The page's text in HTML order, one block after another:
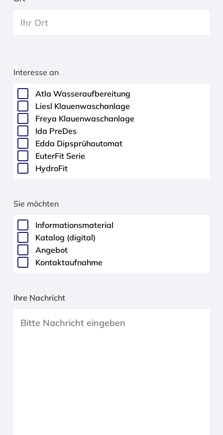
Interesse an
Atla Wasseraufbereitung
Liesl Klauenwaschanlage
Freya Klauenwaschanlage
Ida PreDes
Edda Dipsprühautomat
EuterFit Serie
HydroFit
Sie möchten
Informationsmaterial
Katalog (digital)
Angebot
Kontaktaufnahme
Ihre Nachricht